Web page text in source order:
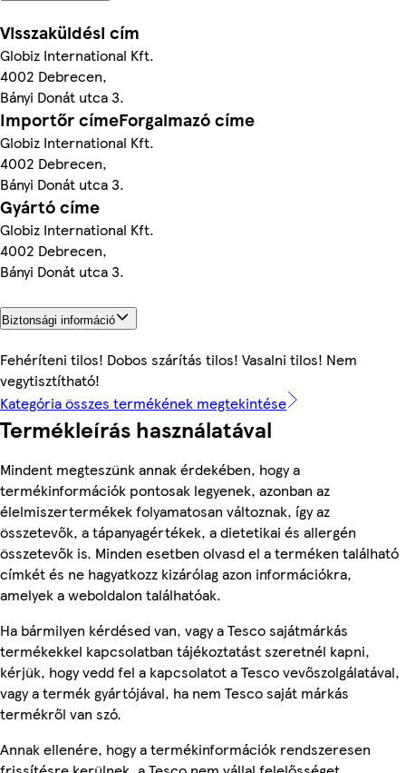
Visszaküldési cím
Globiz International Kft.
4002 Debrecen,
Bányi Donát utca 3.
Importőr címeForgalmazó címe
Globiz International Kft.
4002 Debrecen,
Bányi Donát utca 3.
Gyártó címe
Globiz International Kft.
4002 Debrecen,
Bányi Donát utca 3.
Biztonsági információ
Fehéríteni tilos! Dobos szárítás tilos! Vasalni tilos! Nem
vegytisztítható!
Kategória összes termékének megtekintése
Termékleírás használatával
Mindent megteszünk annak érdekében, hogy a
termékinformációk pontosak legyenek, azonban az
élelmiszertermékek folyamatosan változnak, így az
összetevők, a tápanyagértékek, a dietetikai és allergén
összetevők is. Minden esetben olvasd el a terméken található
címkét és ne hagyatkozz kizárólag azon információkra,
amelyek a weboldalon találhatóak.
Ha bármilyen kérdésed van, vagy a Tesco sajátmárkás
termékekkel kapcsolatban tájékoztatást szeretnél kapni,
kérjük, hogy vedd fel a kapcsolatot a Tesco vevőszolgálatával,
vagy a termék gyártójával, ha nem Tesco saját márkás
termékről van szó.
Annak ellenére, hogy a termékinformációk rendszeresen